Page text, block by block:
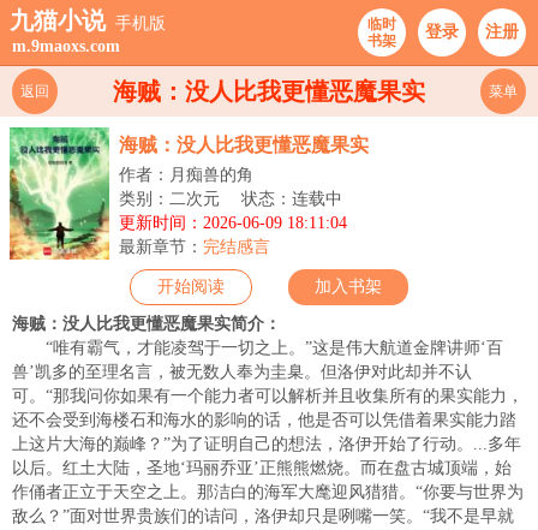
九猫小说 手机版
m.9maoxs.com
临时
书架
登录 注册
海贼：没人比我更懂恶魔果实
返回 菜单
海贼：没人比我更懂恶魔果实
作者：月痴兽的角
类别：二次元
状态：连载中
更新时间：2026-06-09 18:11:04
最新章节： 完结感言
开始阅读 加入书架
海贼：没人比我更懂恶魔果实简介：
“唯有霸气，才能凌驾于一切之上。”这是伟大航道金牌讲师‘百
兽’凯多的至理名言，被无数人奉为圭臬。但洛伊对此却并不认
可。“那我问你如果有一个能力者可以解析并且收集所有的果实能力，
还不会受到海楼石和海水的影响的话，他是否可以凭借着果实能力踏
上这片大海的巅峰？”为了证明自己的想法，洛伊开始了行动。...多年
以后。红土大陆，圣地‘玛丽乔亚’正熊熊燃烧。而在盘古城顶端，始
作俑者正立于天空之上。那洁白的海军大麾迎风猎猎。“你要与世界为
敌么？”面对世界贵族们的诘问，洛伊却只是咧嘴一笑。“我不是早就